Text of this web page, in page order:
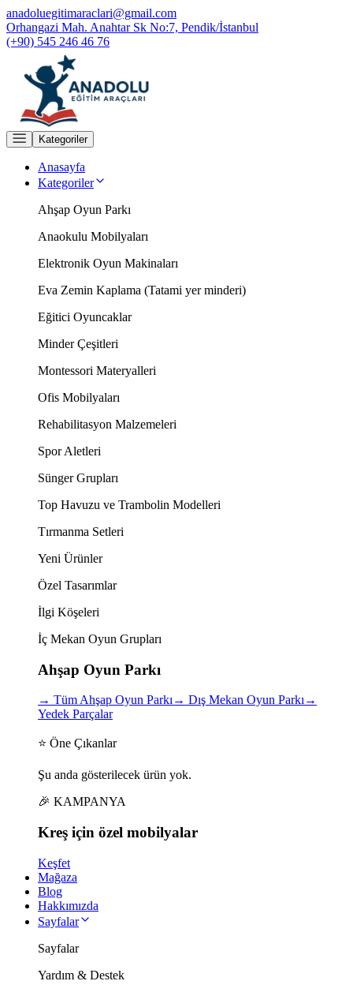
anadoluegitimaraclari@gmail.com
Orhangazi Mah. Anahtar Sk No:7, Pendik/İstanbul
(+90) 545 246 46 76
Kategoriler
Anasayfa
Kategoriler
Ahşap Oyun Parkı
Anaokulu Mobilyaları
Elektronik Oyun Makinaları
Eva Zemin Kaplama (Tatami yer minderi)
Eğitici Oyuncaklar
Minder Çeşitleri
Montessori Materyalleri
Ofis Mobilyaları
Rehabilitasyon Malzemeleri
Spor Aletleri
Sünger Grupları
Top Havuzu ve Trambolin Modelleri
Tırmanma Setleri
Yeni Ürünler
Özel Tasarımlar
İlgi Köşeleri
İç Mekan Oyun Grupları
Ahşap Oyun Parkı
→ Tüm Ahşap Oyun Parkı→ Dış Mekan Oyun Parkı→
Yedek Parçalar
⭐ Öne Çıkanlar
Şu anda gösterilecek ürün yok.
🎉 KAMPANYA
Kreş için özel mobilyalar
Keşfet
Mağaza
Blog
Hakkımızda
Sayfalar
Sayfalar
Yardım & Destek